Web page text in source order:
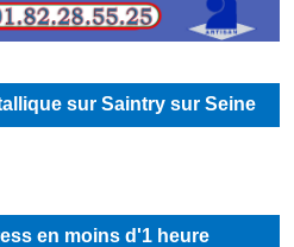
sur Saintry sur Seine
en moins d'1 heure